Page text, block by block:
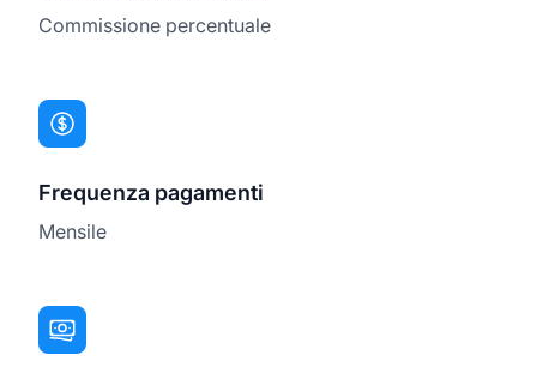
Commissione percentuale
Frequenza pagamenti
Mensile